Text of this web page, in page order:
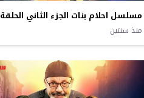
مسلسل احلام بنات الجزء الثاني الحلقة 17
منذ سنتين